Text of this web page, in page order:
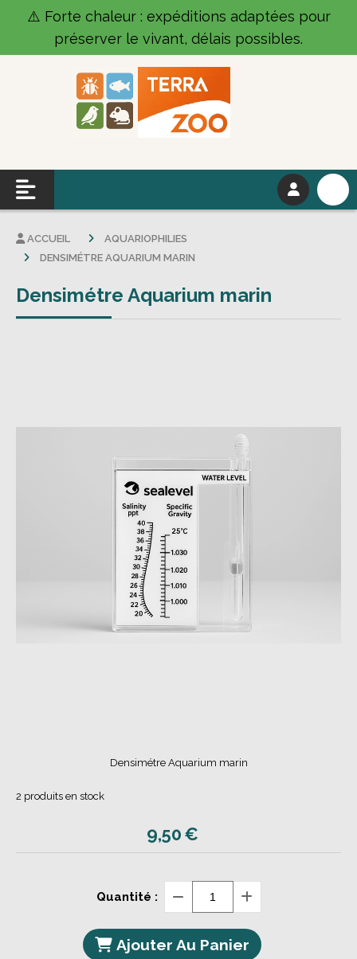
⚠️ Forte chaleur : expéditions adaptées pour
préserver le vivant, délais possibles.
ACCUEIL
AQUARIOPHILIES
DENSIMÉTRE AQUARIUM MARIN
Densimétre Aquarium marin
Densimétre Aquarium marin
9,50€
2 produits en stock
Quantité :
Ajouter Au Panier